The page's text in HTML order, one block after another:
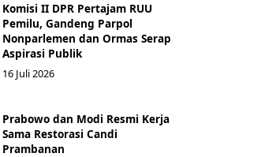
Komisi II DPR Pertajam RUU
Pemilu, Gandeng Parpol
Nonparlemen dan Ormas Serap
Aspirasi Publik
16 Juli 2026
Prabowo dan Modi Resmi Kerja
Sama Restorasi Candi
Prambanan